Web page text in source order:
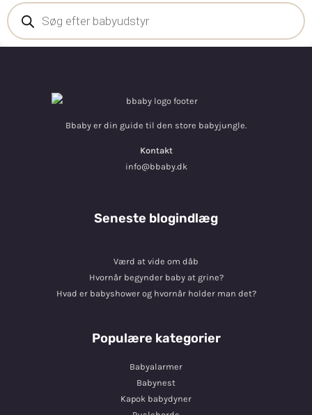
Bbaby er din guide til den store babyjungle.
Kontakt
info@bbaby.dk
Seneste blogindlæg
Værd at vide om dåb
Hvornår begynder baby at grine?
Hvad er babyshower og hvornår holder man det?
Populære kategorier
Babyalarmer
Babynest
Kapok babydyner